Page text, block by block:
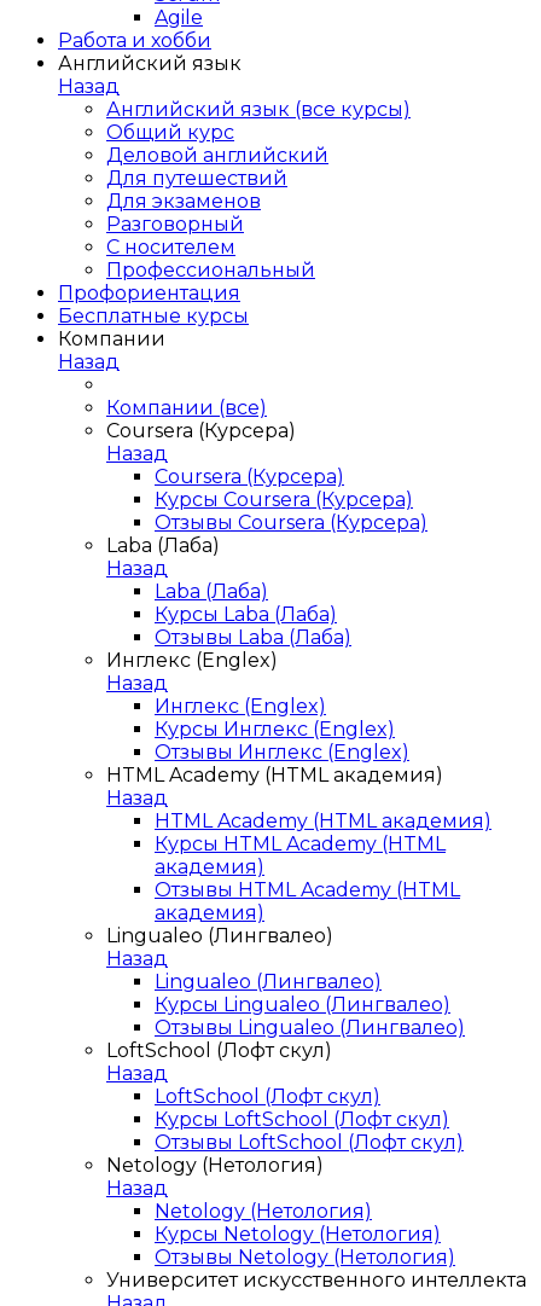
Agile
Работа и хобби
Английский язык
Назад
Английский язык (все курсы)
Общий курс
Деловой английский
Для путешествий
Для экзаменов
Разговорный
С носителем
Профессиональный
Профориентация
Бесплатные курсы
Компании
Назад
Компании (все)
Coursera (Курсера)
Назад
Coursera (Курсера)
Курсы Coursera (Курсера)
Отзывы Coursera (Курсера)
Laba (Лаба)
Назад
Laba (Лаба)
Курсы Laba (Лаба)
Отзывы Laba (Лаба)
Инглекс (Englex)
Назад
Инглекс (Englex)
Курсы Инглекс (Englex)
Отзывы Инглекс (Englex)
HTML Academy (HTML академия)
Назад
HTML Academy (HTML академия)
Курсы HTML Academy (HTML
академия)
Отзывы HTML Academy (HTML
академия)
Lingualeo (Лингвалео)
Назад
Lingualeo (Лингвалео)
Курсы Lingualeo (Лингвалео)
Отзывы Lingualeo (Лингвалео)
LoftSchool (Лофт скул)
Назад
LoftSchool (Лофт скул)
Курсы LoftSchool (Лофт скул)
Отзывы LoftSchool (Лофт скул)
Netology (Нетология)
Назад
Netology (Нетология)
Курсы Netology (Нетология)
Отзывы Netology (Нетология)
Университет искусственного интеллекта